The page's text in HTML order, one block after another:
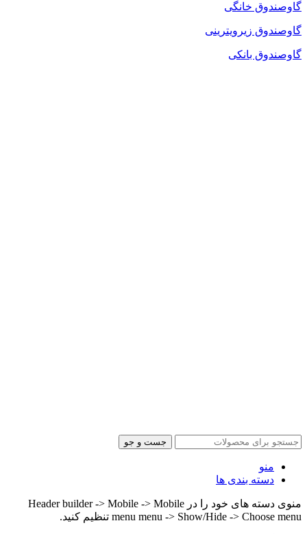
گاوصندوق خانگی
گاوصندوق زیرویترینی
گاوصندوق بانکی
جست و جو
منو
دسته بندی ها
منوی دسته های خود را در Header builder -> Mobile -> Mobile
menu menu -> Show/Hide -> Choose menu تنظیم کنید.